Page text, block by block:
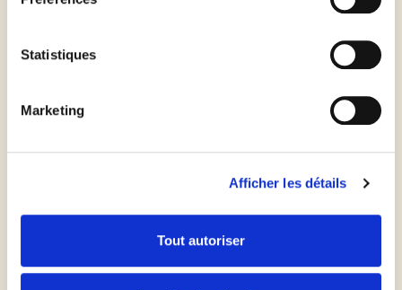
Statistiques
Marketing
Afficher les détails
Tout autoriser
tiède.
du chef
Pour une pizza au goût plus acidulé, choisissez des pommes
granny-smith.